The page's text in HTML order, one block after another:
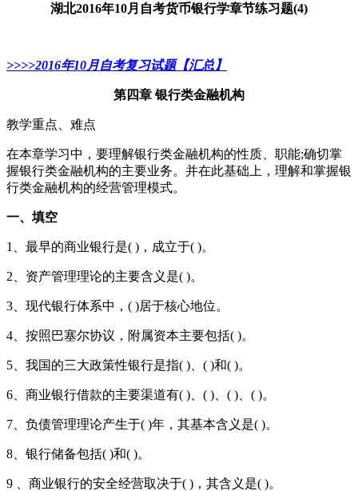
湖北2016年10月自考货币银行学章节练习题(4)
>>>>2016年10月自考复习试题【汇总】
第四章 银行类金融机构
教学重点、难点
在本章学习中，要理解银行类金融机构的性质、职能;确切掌
握银行类金融机构的主要业务。并在此基础上，理解和掌握银
行类金融机构的经营管理模式。
一、填空
1、最早的商业银行是( )，成立于( )。
2、资产管理理论的主要含义是( )。
3、现代银行体系中，( )居于核心地位。
4、按照巴塞尔协议，附属资本主要包括( )。
5、我国的三大政策性银行是指( )、( )和( )。
6、商业银行借款的主要渠道有( )、( )、( )、( )。
7、负债管理理论产生于( )年，其基本含义是( )。
8、银行储备包括( )和( )。
9 、商业银行的安全经营取决于( )，其含义是( )。